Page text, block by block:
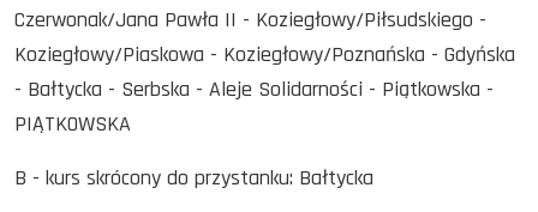
Czerwonak/Jana Pawła II - Koziegłowy/Piłsudskiego -
Koziegłowy/Piaskowa - Koziegłowy/Poznańska - Gdyńska
- Bałtycka - Serbska - Aleje Solidarności - Piątkowska -
PIĄTKOWSKA
B - kurs skrócony do przystanku: Bałtycka